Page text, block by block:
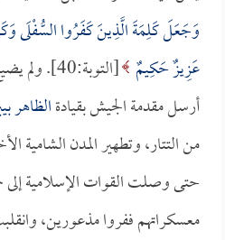
وَجَعَلَ كَلِمَةَ الَّذِينَ كَفَرُوا السُّفْلَى
عَزِيزٌ حَكِيمٌ [التوبة:40]. ولم يضيع
أرسل مقدمة الجيش بقيادةالظاهر
من التتار، وتطهير المدن الشامية
حتى وصلت القوات الإسلامية
معسكراتهم ففروا مذعورين،